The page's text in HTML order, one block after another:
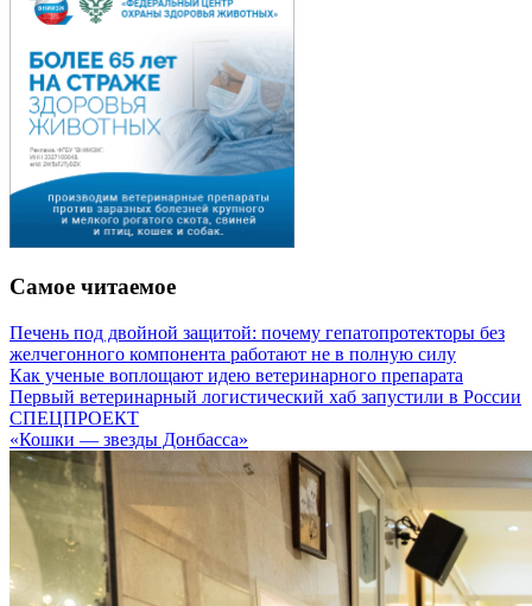
Самое читаемое
Печень под двойной защитой: почему гепатопротекторы без
желчегонного компонента работают не в полную силу
Как ученые воплощают идею ветеринарного препарата
Первый ветеринарный логистический хаб запустили в России
СПЕЦПРОЕКТ
«Кошки — звезды Донбасса»